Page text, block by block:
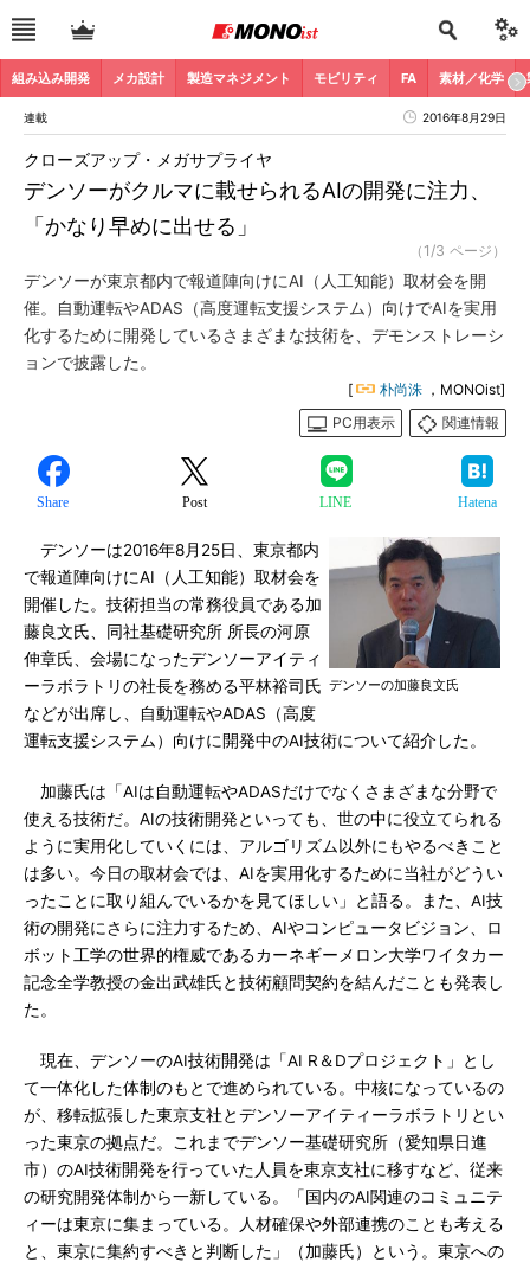
組み込み開発 メカ設計 製造マネジメント モビリティ FA 素材／化学
連載 2016年8月29日
デンソーがクルマに載せられるAIの開発に注力、
「かなり早めに出せる」
クローズアップ・メガサプライヤ
（1/3 ページ）
デンソーが東京都内で報道陣向けにAI（人工知能）取材会を開
催。自動運転やADAS（高度運転支援システム）向けでAIを実用
化するために開発しているさまざまな技術を、デモンストレーシ
ョンで披露した。
[ 朴尚洙 ，MONOist]
PC用表示
関連情報
Share Post LINE Hatena
デンソーの加藤良文氏
デンソーは2016年8月25日、東京都内
で報道陣向けにAI（人工知能）取材会を
開催した。技術担当の常務役員である加
藤良文氏、同社基礎研究所 所長の河原
伸章氏、会場になったデンソーアイティ
ーラボラトリの社長を務める平林裕司氏
などが出席し、自動運転やADAS（高度
運転支援システム）向けに開発中のAI技術について紹介した。
加藤氏は「AIは自動運転やADASだけでなくさまざまな分野で
使える技術だ。AIの技術開発といっても、世の中に役立てられる
ように実用化していくには、アルゴリズム以外にもやるべきこと
は多い。今日の取材会では、AIを実用化するために当社がどうい
ったことに取り組んでいるかを見てほしい」と語る。また、AI技
術の開発にさらに注力するため、AIやコンピュータビジョン、ロ
ボット工学の世界的権威であるカーネギーメロン大学ワイタカー
記念全学教授の金出武雄氏と技術顧問契約を結んだことも発表し
た。
現在、デンソーのAI技術開発は「AI R＆Dプロジェクト」とし
て一体化した体制のもとで進められている。中核になっているの
が、移転拡張した東京支社とデンソーアイティーラボラトリとい
った東京の拠点だ。これまでデンソー基礎研究所（愛知県日進
市）のAI技術開発を行っていた人員を東京支社に移すなど、従来
の研究開発体制から一新している。「国内のAI関連のコミュニテ
ィーは東京に集まっている。人材確保や外部連携のことも考える
と、東京に集約すべきと判断した」（加藤氏）という。東京への